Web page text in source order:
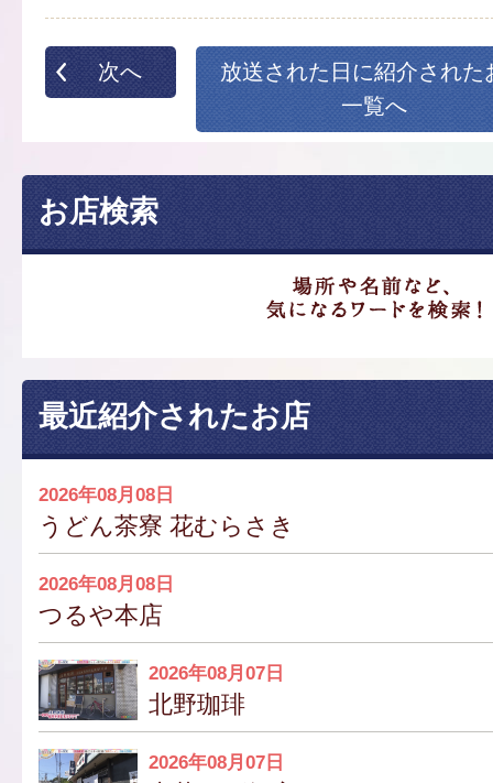
次へ
放送された日に紹介された
一覧へ
お店検索
最近紹介されたお店
2026年08月08日
うどん茶寮 花むらさき
2026年08月08日
つるや本店
2026年08月07日
北野珈琲
2026年08月07日